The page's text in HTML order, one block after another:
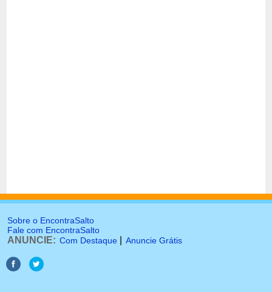
Sobre o EncontraSalto
Fale com EncontraSalto
ANUNCIE: Com Destaque Anuncie Grátis